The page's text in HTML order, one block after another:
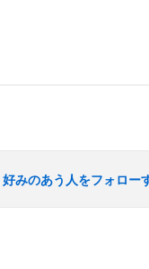
好みのあう人をフォロー